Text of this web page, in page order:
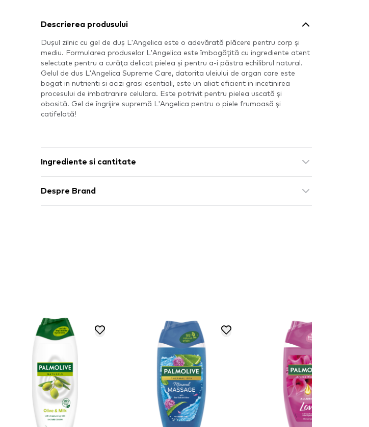
Descrierea produsului
Dușul zilnic cu gel de duș L'Angelica este o adevărată plăcere pentru corp și
mediu. Formularea produselor L'Angelica este îmbogățită cu ingrediente atent
selectate pentru a curăța delicat pielea și pentru a-i păstra echilibrul natural.
Gelul de dus L'Angelica Supreme Care, datorita uleiului de argan care este
bogat in nutrienti si acizi grasi esentiali, este un aliat eficient in incetinirea
procesului de imbatranire celulara. Este potrivit pentru pielea uscată și
obosită. Gel de îngrijire supremă L'Angelica pentru o piele frumoasă și
catifelată!
Ingrediente si cantitate
Despre Brand